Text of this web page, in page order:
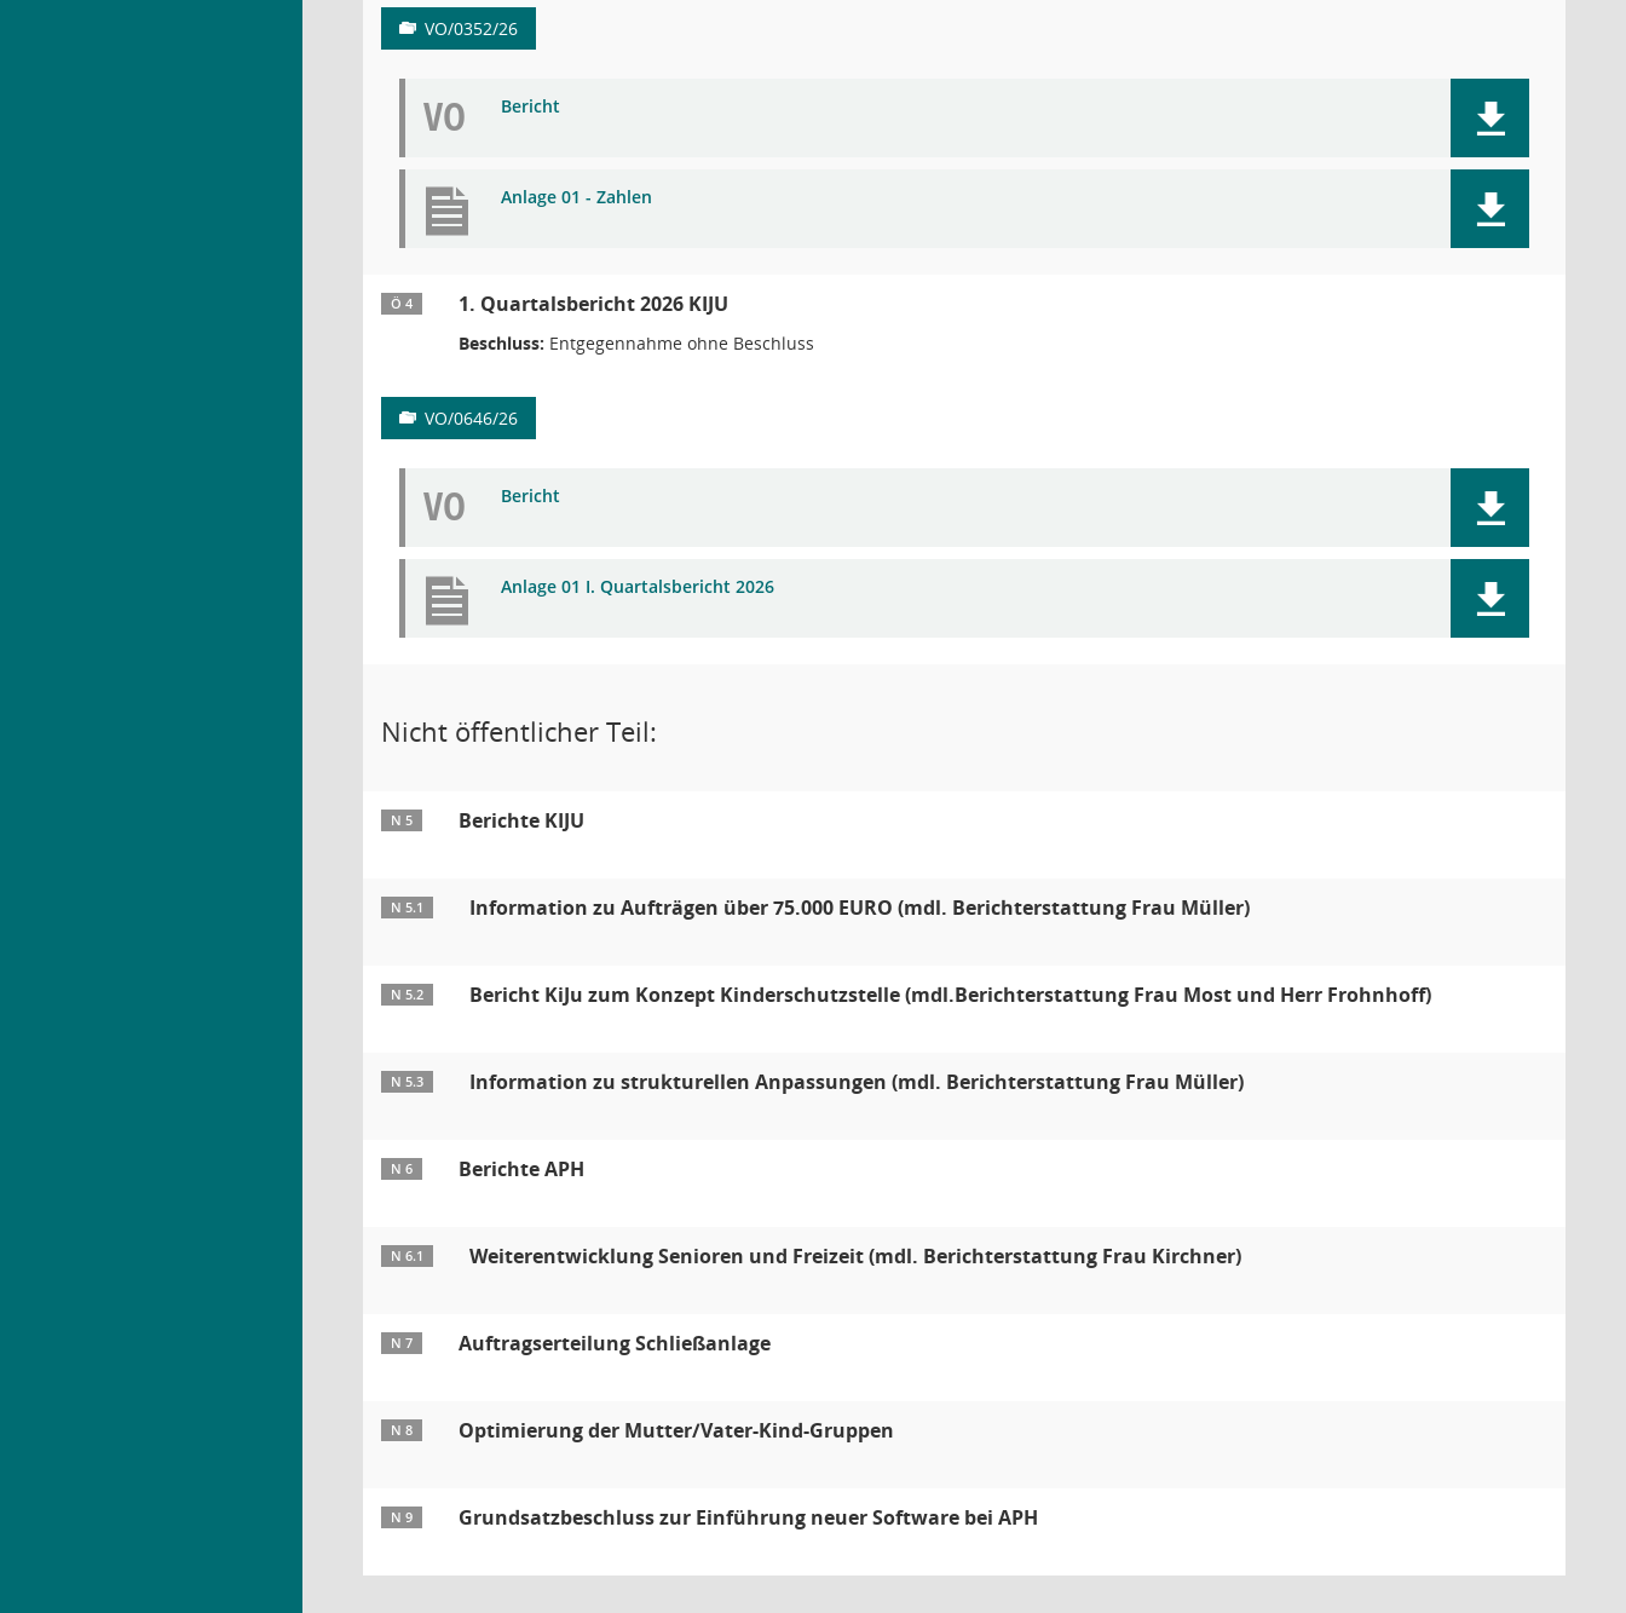
VO/0352/26
VO Bericht
Anlage 01 - Zahlen
Ö 4 1. Quartalsbericht 2026 KIJU
Beschluss: Entgegennahme ohne Beschluss
VO/0646/26
VO Bericht
Anlage 01 I. Quartalsbericht 2026
Nicht öffentlicher Teil:
N 5 Berichte KIJU
N 5.1 Information zu Aufträgen über 75.000 EURO (mdl. Berichterstattung Frau Müller)
N 5.2 Bericht KiJu zum Konzept Kinderschutzstelle (mdl.Berichterstattung Frau Most und Herr Frohnhoff)
N 5.3 Information zu strukturellen Anpassungen (mdl. Berichterstattung Frau Müller)
N 6 Berichte APH
N 6.1 Weiterentwicklung Senioren und Freizeit (mdl. Berichterstattung Frau Kirchner)
N 7 Auftragserteilung Schließanlage
N 8 Optimierung der Mutter/Vater-Kind-Gruppen
N 9 Grundsatzbeschluss zur Einführung neuer Software bei APH